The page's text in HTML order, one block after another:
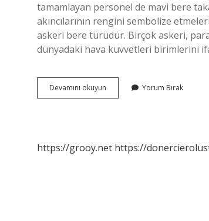
tamamlayan personel de mavi bere
akıncılarının rengini sembolize
askeri bere türüdür. Birçok askeri,
dünyadaki hava kuvvetleri birimlerini
Devamını okuyun Askerde
Bere
Yorum Bırak
https://grooy.net https://